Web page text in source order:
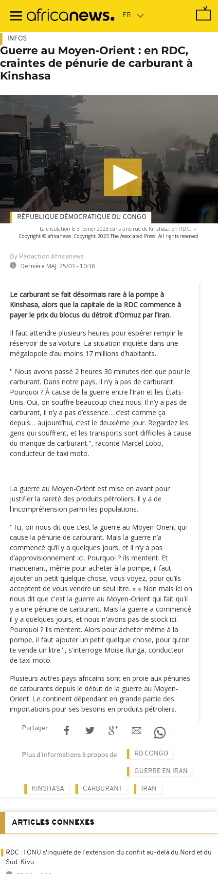
contenu
INFOS
Guerre au Moyen-Orient : en RDC,
craintes de pénurie de carburant à
Kinshasa
La circulation le 3 février 2023 dans une rue de Kinshasa, en RDC. -
Copyright © africanews Copyright 2023 The Associated Press. All rights reserved
By Rédaction Africanews
Dernière MAJ: 25/03 - 10:38
RÉPUBLIQUE DÉMOCRATIQUE DU CONGO
Le carburant se fait désormais rare à la pompe à
Kinshasa, alors que la capitale de la RDC commence à
payer le prix du blocus du détroit d’Ormuz par l’Iran.
Il faut attendre plusieurs heures pour espérer remplir le
réservoir de sa voiture. La situation inquiète dans une
mégalopole d’au moins 17 millions d’habitants.
'' Nous avons passé 2 heures 30 minutes rien que pour le
carburant. Dans notre pays, il n’y a pas de carburant.
Pourquoi ? À cause de la guerre entre l’Iran et les États-
Unis. Oui, on souffre beaucoup chez nous. Il n’y a pas de
carburant, il n’y a pas d’essence… c’est comme ça
depuis… aujourd’hui, c’est le deuxième jour. Regardez les
gens qui souffrent, et les transports sont difficiles à cause
du manque de carburant.'', raconte Marcel Lobo,
conducteur de taxi moto.
La guerre au Moyen-Orient est mise en avant pour
justifier la rareté des produits pétroliers. Il y a de
l'incompréhension parmi les populations.
'' Ici, on nous dit que c’est la guerre au Moyen-Orient qui
cause la pénurie de carburant. Mais la guerre n’a
commencé qu’il y a quelques jours, et il n’y a pas
d’approvisionnement ici. Pourquoi ? Ils mentent. Et
maintenant, même pour acheter à la pompe, il faut
ajouter un petit quelque chose, vous voyez, pour qu’ils
acceptent de vous vendre un seul litre. » « Non mais ici on
nous dit que c'est la guerre au Moyen-Orient qui fait qu'il
y a une pénurie de carburant. Mais la guerre a commencé
il y a quelques jours, et nous n'avons pas de stock ici.
Pourquoi ? Ils mentent. Alors pour acheter même à la
pompe, il faut ajouter un petit quelque chose, pour qu'on
te vende un litre.'', s'interroge Moise Ilunga, conducteur
de taxi moto.
Plusieurs autres pays africains sont en proie aux pénuries
de carburants depuis le début de la guerre au Moyen-
Orient. Le continent dépendant en grande partie des
importations pour ses besoins en produits pétroliers.
Partager
Plus d'informations à propos de RD CONGO
GUERRE EN IRAN
KINSHASA CARBURANT IRAN
ARTICLES CONNEXES
RDC : l'ONU s'inquiète de l'extension du conflit au-delà du Nord et du
Sud-Kivu